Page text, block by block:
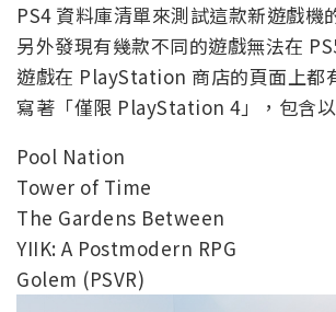
PS4 資料庫清單來測試這款新遊戲機
另外發現有幾款不同的遊戲無法在
遊戲在 PlayStation 商店的頁面上都
寫著「僅限 PlayStation 4」，包含以
Pool Nation
Tower of Time
The Gardens Between
YIIK: A Postmodern RPG
Golem (PSVR)